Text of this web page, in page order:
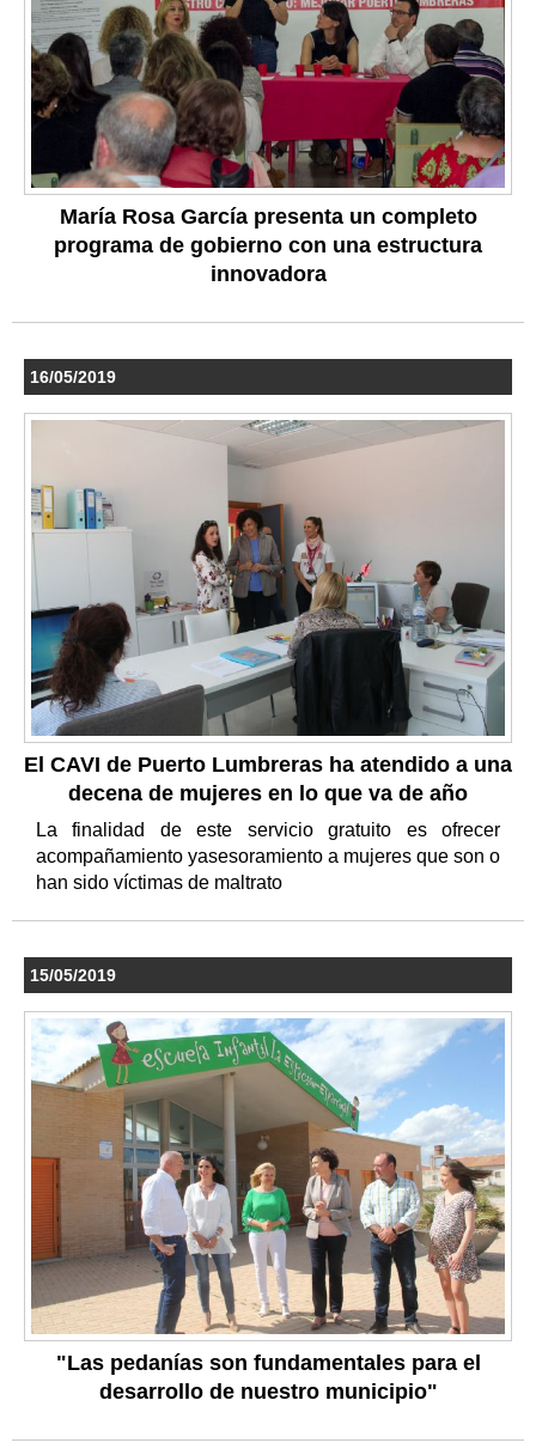
María Rosa García presenta un completo
programa de gobierno con una estructura
innovadora
16/05/2019
El CAVI de Puerto Lumbreras ha atendido a una
decena de mujeres en lo que va de año
La finalidad de este servicio gratuito es ofrecer
acompañamiento yasesoramiento a mujeres que son o
han sido víctimas de maltrato
15/05/2019
"Las pedanías son fundamentales para el
desarrollo de nuestro municipio"